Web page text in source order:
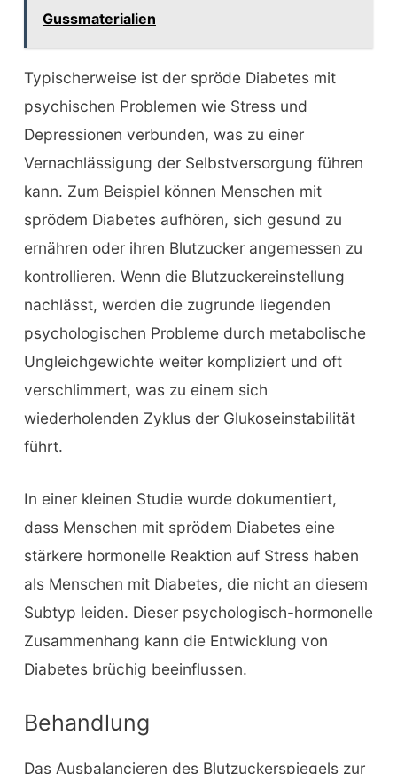
Gussmaterialien
Typischerweise ist der spröde Diabetes mit
psychischen Problemen wie Stress und
Depressionen verbunden, was zu einer
Vernachlässigung der Selbstversorgung führen
kann. Zum Beispiel können Menschen mit
sprödem Diabetes aufhören, sich gesund zu
ernähren oder ihren Blutzucker angemessen zu
kontrollieren. Wenn die Blutzuckereinstellung
nachlässt, werden die zugrunde liegenden
psychologischen Probleme durch metabolische
Ungleichgewichte weiter kompliziert und oft
verschlimmert, was zu einem sich
wiederholenden Zyklus der Glukoseinstabilität
führt.
In einer kleinen Studie wurde dokumentiert,
dass Menschen mit sprödem Diabetes eine
stärkere hormonelle Reaktion auf Stress haben
als Menschen mit Diabetes, die nicht an diesem
Subtyp leiden. Dieser psychologisch-hormonelle
Zusammenhang kann die Entwicklung von
Diabetes brüchig beeinflussen.
Behandlung
Das Ausbalancieren des Blutzuckerspiegels zur